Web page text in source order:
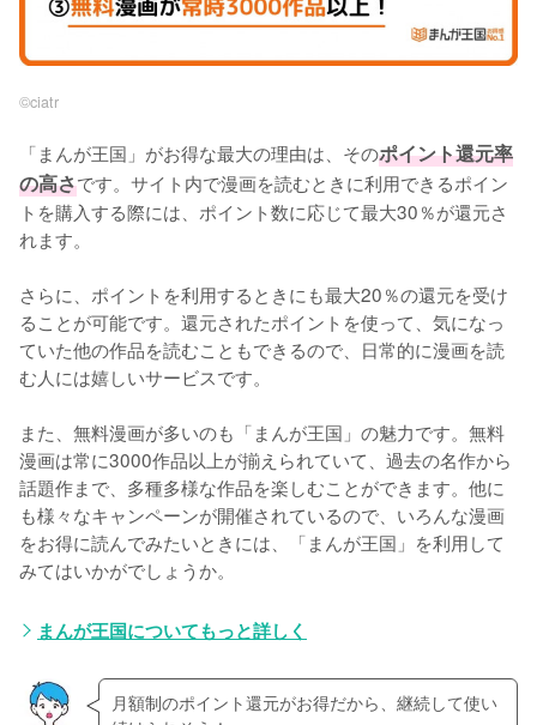
©︎ciatr
「まんが王国」がお得な最大の理由は、そのポイント還元率
の高さです。サイト内で漫画を読むときに利用できるポイン
トを購入する際には、ポイント数に応じて最大30％が還元さ
れます。
さらに、ポイントを利用するときにも最大20％の還元を受け
ることが可能です。還元されたポイントを使って、気になっ
ていた他の作品を読むこともできるので、日常的に漫画を読
む人には嬉しいサービスです。
また、無料漫画が多いのも「まんが王国」の魅力です。無料
漫画は常に3000作品以上が揃えられていて、過去の名作から
話題作まで、多種多様な作品を楽しむことができます。他に
も様々なキャンペーンが開催されているので、いろんな漫画
をお得に読んでみたいときには、「まんが王国」を利用して
みてはいかがでしょうか。
まんが王国についてもっと詳しく
月額制のポイント還元がお得だから、継続して使い